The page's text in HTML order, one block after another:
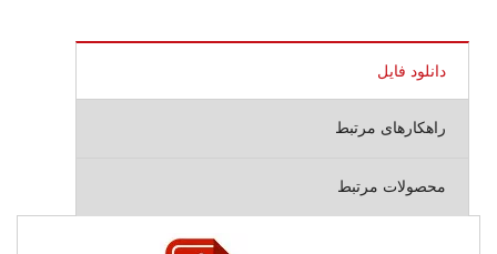
دانلود فایل
راهکارهای مرتبط
محصولات مرتبط